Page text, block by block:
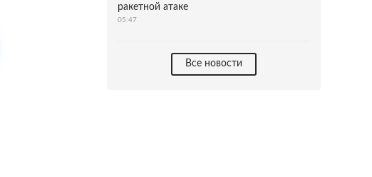
ракетной атаке
05:47
Все новости